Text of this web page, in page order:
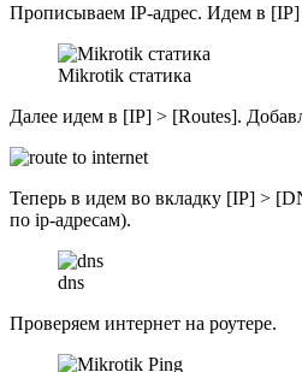
Прописываем IP-адрес. Идем в [IP]
Mikrotik статика
Далее идем в [IP] > [Routes].
Теперь в идем во вкладку [IP] >
по ip-адресам).
dns
Проверяем интернет на роутере.